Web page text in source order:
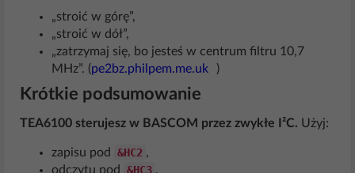
„stroić w górę”,
„stroić w dół”,
„zatrzymaj się, bo jesteś w centrum filtru 10,7
MHz”. (pe2bz.philpem.me.uk )
Krótkie podsumowanie
TEA6100 sterujesz w BASCOM przez zwykłe I²C. Użyj:
zapisu pod &HC2 ,
odczytu pod
&HC3 ,